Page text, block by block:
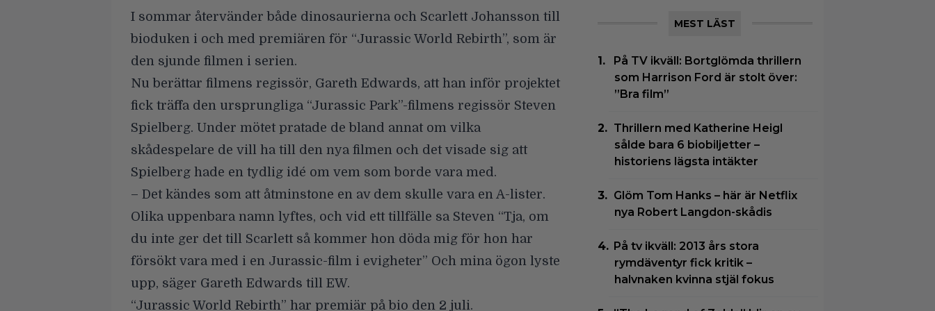
I sommar återvänder både dinosaurierna och Scarlett Johansson till
bioduken i och med premiären för “Jurassic World Rebirth”, som är
den sjunde filmen i serien.
Nu berättar filmens regissör, Gareth Edwards, att han inför projektet
fick träffa den ursprungliga “Jurassic Park”-filmens regissör Steven
Spielberg. Under mötet pratade de bland annat om vilka
skådespelare de vill ha till den nya filmen och det visade sig att
Spielberg hade en tydlig idé om vem som borde vara med.
– Det kändes som att åtminstone en av dem skulle vara en A-lister.
Olika uppenbara namn lyftes, och vid ett tillfälle sa Steven “Tja, om
du inte ger det till Scarlett så kommer hon döda mig för hon har
försökt vara med i en Jurassic-film i evigheter” Och mina ögon lyste
upp, säger Gareth Edwards till EW.
“Jurassic World Rebirth” har premiär på bio den 2 juli.
MEST LÄST
På TV ikväll: Bortglömda thrillern
som Harrison Ford är stolt över:
”Bra film”
Thrillern med Katherine Heigl
sålde bara 6 biobiljetter –
historiens lägsta intäkter
Glöm Tom Hanks – här är Netflix
nya Robert Langdon-skådis
På tv ikväll: 2013 års stora
rymdäventyr fick kritik –
halvnaken kvinna stjäl fokus